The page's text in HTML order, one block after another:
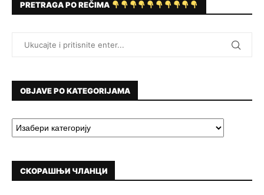
PRETRAGA PO REČIMA
OBJAVE PO KATEGORIJAMA
СКОРАШЊИ ЧЛАНЦИ